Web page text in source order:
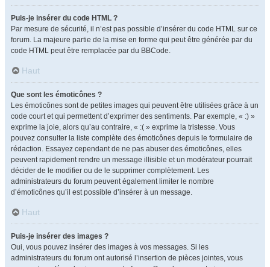
Puis-je insérer du code HTML ?
Par mesure de sécurité, il n’est pas possible d’insérer du code HTML sur ce
forum. La majeure partie de la mise en forme qui peut être générée par du
code HTML peut être remplacée par du BBCode.
Haut
Que sont les émoticônes ?
Les émoticônes sont de petites images qui peuvent être utilisées grâce à un
code court et qui permettent d’exprimer des sentiments. Par exemple, « :) »
exprime la joie, alors qu’au contraire, « :( » exprime la tristesse. Vous
pouvez consulter la liste complète des émoticônes depuis le formulaire de
rédaction. Essayez cependant de ne pas abuser des émoticônes, elles
peuvent rapidement rendre un message illisible et un modérateur pourrait
décider de le modifier ou de le supprimer complètement. Les
administrateurs du forum peuvent également limiter le nombre
d’émoticônes qu’il est possible d’insérer à un message.
Haut
Puis-je insérer des images ?
Oui, vous pouvez insérer des images à vos messages. Si les
administrateurs du forum ont autorisé l’insertion de pièces jointes, vous